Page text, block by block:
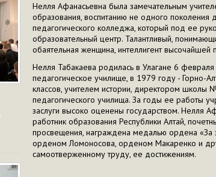
Нелля Афанасьевна была замечательным
образования, воспитанию не одного поколения
педагогического колледжа, который под ее
образовательный центр. Талантливый,
обаятельная женщина, интеллигент высочайшей
Нелля Табакаева родилась в Улагане 6
педагогическое училище, в 1979 году - Горно-
классов, учителем истории, директором школы
педагогического училища. За годы ее работы
заслуги высоко оценены государством. Нелля
работник образования Республики Алтай,
просвещения, награждена медалью ордена «За
орденом Ломоносова, орденом Макаренко и
самоотверженному труду, ее достижениям.